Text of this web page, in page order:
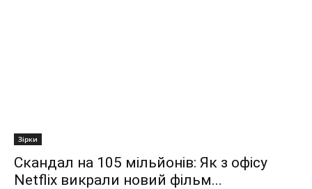
Зірки
Скандал на 105 мільйонів: Як з офісу
Netflix викрали новий фільм...